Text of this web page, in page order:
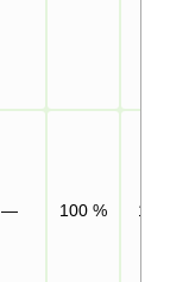
— 100 % 15